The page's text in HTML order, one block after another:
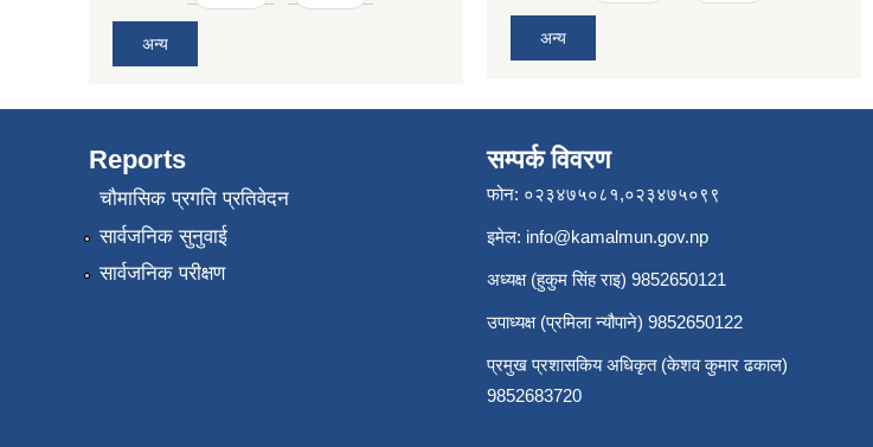
अन्य अन्य
Reports
चौमासिक प्रगति प्रतिवेदन
सार्वजनिक सुनुवाई
सार्वजनिक परीक्षण
सम्पर्क विवरण
फोन: ०२३४७५०८१,०२३४७५०९९
इमेल: info@kamalmun.gov.np
अध्यक्ष (हुकुम सिंह राइ) 9852650121
उपाध्यक्ष (प्रमिला न्यौपाने) 9852650122
प्रमुख प्रशासकिय अधिकृत (केशव कुमार ढकाल)
9852683720